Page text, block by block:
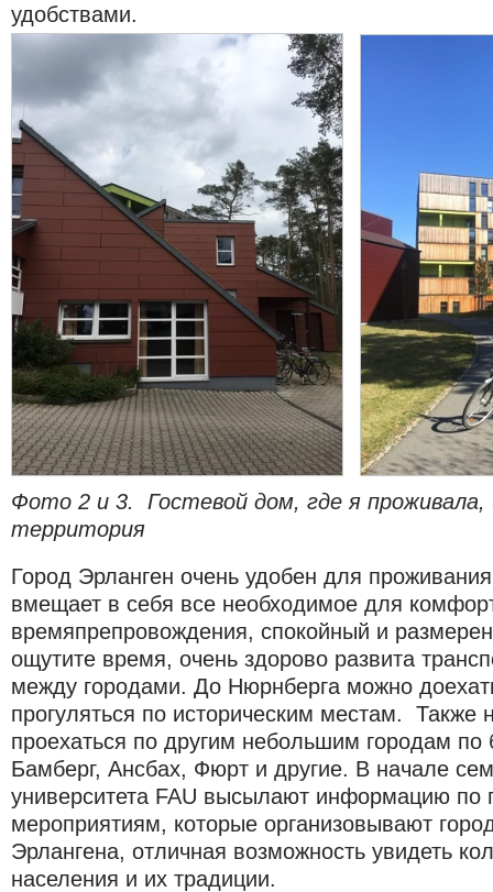
удобствами.
Фото 2 и 3. Гостевой дом, где я
территория
Город Эрланген очень удобен для
вмещает в себя все необходимое для
времяпрепровождения, спокойный и
ощутите время, очень здорово развита
между городами. До Нюрнберга можно
прогуляться по историческим местам. Также
проехаться по другим небольшим городам по
Бамберг, Ансбах, Фюрт и другие. В начале
университета FAU высылают информацию по
мероприятиям, которые организовывают
Эрлангена, отличная возможность увидеть
населения и их традиции.